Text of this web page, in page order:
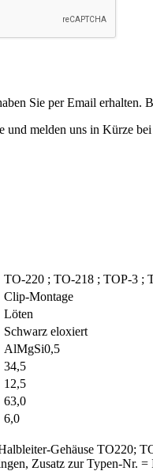
Sie per Email erhalten.
und melden uns in Kürze
TO-220 ; TO-218 ; TOP-3 ;
Clip-Montage
Löten
Schwarz eloxiert
AlMgSi0,5
34,5
12,5
63,0
6,0
Gehäuse TO220;
Zusatz zur Typen-Nr. =